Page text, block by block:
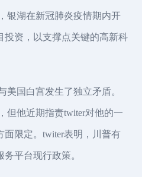
银湖在新冠肺炎疫情期内开
投资，以支撑点关键的高新科
美国白宫发生了独立矛盾。
但他近期指责twiter对他的一
限定。twiter表明，川普有
平台现行政策。